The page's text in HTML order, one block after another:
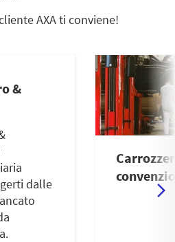
AXA ti conviene!
&
dalle